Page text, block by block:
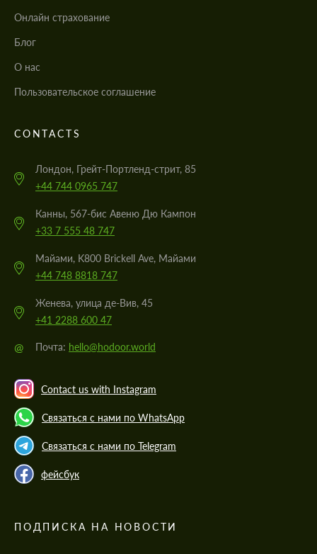
Онлайн страхование
Блог
О нас
Пользовательское соглашение
CONTACTS
Лондон, Грейт-Портленд-стрит, 85
+44 744 0965 747
Канны, 567-бис Авеню Дю Кампон
+33 7 555 48 747
Майами, K800 Brickell Ave, Майами
+44 748 8818 747
Женева, улица де-Вив, 45
+41 2288 600 47
@ Почта: hello@hodoor.world
Contact us with Instagram
Связаться с нами по WhatsApp
Связаться с нами по Telegram
фейсбук
ПОДПИСКА НА НОВОСТИ